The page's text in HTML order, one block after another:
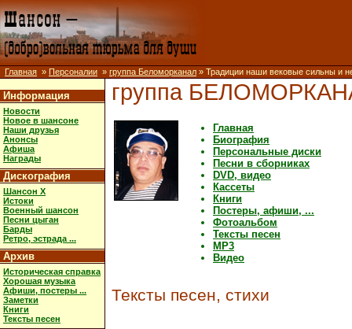
Главная » Персоналии » группа Беломорканал » Традиции наши вековые сильны и
Информация
Новости
Новое в шансоне
Наши друзья
Анонсы
Афиша
Награды
Дискография
Шансон X
Истоки
Военный шансон
Песни цыган
Барды
Ретро, эстрада ...
Архив
Историческая справка
Хорошая музыка
Афиши, постеры ...
Заметки
Книги
Тексты песен
группа
Главная
Биография
Персональные диски
Песни в сборниках
DVD, видео
Кассеты
Книги
Постеры, афиши, ...
Фотоальбом
Тексты песен
MP3
Видео
Тексты песен, стихи